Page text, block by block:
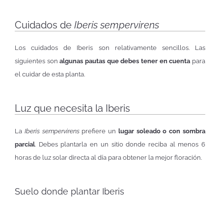
Cuidados de Iberis sempervirens
Los cuidados de Iberis son relativamente sencillos. Las
siguientes sonalgunas pautas que debes tener en cuenta para
el cuidar de esta planta.
Luz que necesita la Iberis
La Iberis sempervirensprefiere un lugar soleado o con sombra
parcial. Debes plantarla en un sitio donde reciba al menos 6
horas de luz solar directa al día para obtener la mejor floración.
Suelo donde plantar Iberis